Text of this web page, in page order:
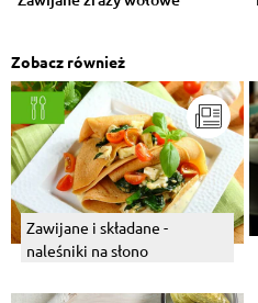
Zobacz również
Zawijane i składane -
naleśniki na słono